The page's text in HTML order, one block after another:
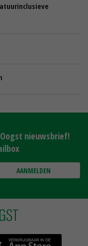
nieuwsbrief!
AANMELDEN